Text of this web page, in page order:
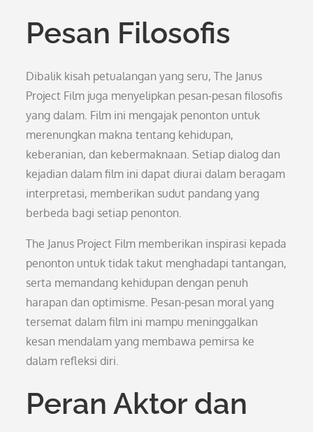
Pesan Filosofis
Dibalik kisah petualangan yang seru, The Janus
Project Film juga menyelipkan pesan-pesan filosofis
yang dalam. Film ini mengajak penonton untuk
merenungkan makna tentang kehidupan,
keberanian, dan kebermaknaan. Setiap dialog dan
kejadian dalam film ini dapat diurai dalam beragam
interpretasi, memberikan sudut pandang yang
berbeda bagi setiap penonton.
The Janus Project Film memberikan inspirasi kepada
penonton untuk tidak takut menghadapi tantangan,
serta memandang kehidupan dengan penuh
harapan dan optimisme. Pesan-pesan moral yang
tersemat dalam film ini mampu meninggalkan
kesan mendalam yang membawa pemirsa ke
dalam refleksi diri.
Peran Aktor dan